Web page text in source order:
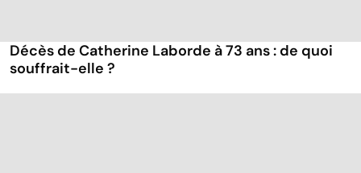
Décès de Catherine Laborde à 73 ans : de quoi
souffrait-elle ?